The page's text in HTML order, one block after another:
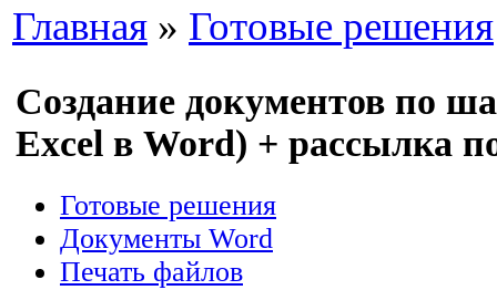
Главная » Готовые решения
Создание документов по
Excel в Word) + рассылка
Готовые решения
Документы Word
Печать файлов